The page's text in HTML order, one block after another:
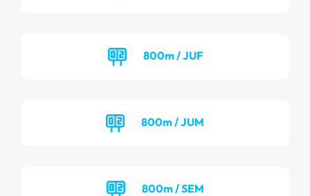
800m / JUF
800m / JUM
800m / SEM